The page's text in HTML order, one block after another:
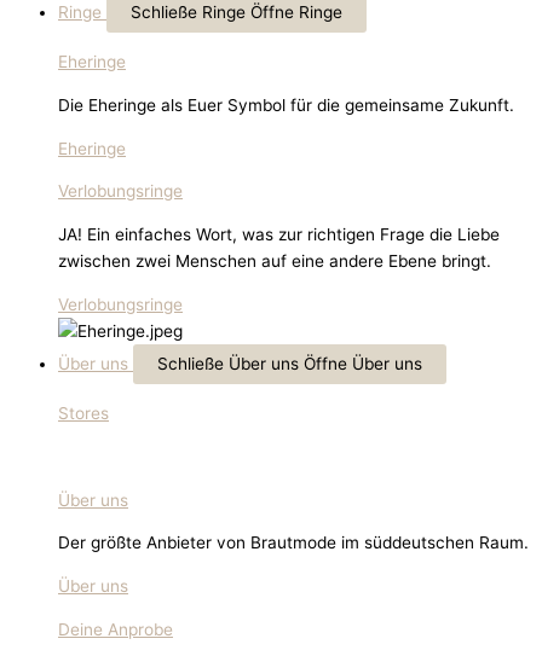
Ringe Schließe Ringe Öffne Ringe
Eheringe
Die Eheringe als Euer Symbol für die gemeinsame Zukunft.
Eheringe
Verlobungsringe
JA! Ein einfaches Wort, was zur richtigen Frage die Liebe
zwischen zwei Menschen auf eine andere Ebene bringt.
Verlobungsringe
Über uns Schließe Über uns Öffne Über uns
Stores
Über uns
Der größte Anbieter von Brautmode im süddeutschen Raum.
Über uns
Deine Anprobe